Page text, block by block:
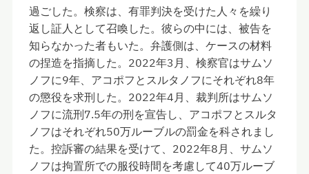
過ごした。検察は、有罪判決を受けた人々を繰り
返し証人として召喚した。彼らの中には、被告を
知らなかった者もいた。弁護側は、ケースの材料
の捏造を指摘した。2022年3月、検察官はサムソ
ノフに9年、アコポフとスルタノフにそれぞれ8年
の懲役を求刑した。2022年4月、裁判所はサムソ
ノフに流刑7.5年の刑を宣告し、アコポフとスルタ
ノフはそれぞれ50万ルーブルの罰金を科されまし
た。控訴審の結果を受けて、2022年8月、サムソ
ノフは拘置所での服役時間を考慮して40万ルーブ